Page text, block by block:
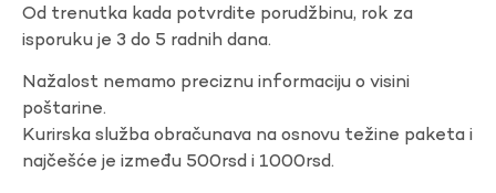
Od trenutka kada potvrdite porudžbinu, rok za
isporuku je 3 do 5 radnih dana.
Nažalost nemamo preciznu informaciju o visini
poštarine.
Kurirska služba obračunava na osnovu težine paketa i
najčešće je između 500rsd i 1000rsd.